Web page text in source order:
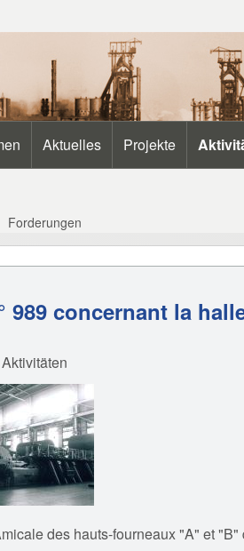
Aktuelles Projekte
Forderungen
989 concernant la
Aktivitäten
des hauts-fourneaux "A" et